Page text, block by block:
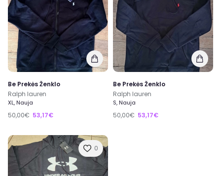
Be Prekės Ženklo
Ralph lauren
XL, Nauja
50,00€ 53,17€
Be Prekės Ženklo
Ralph lauren
S, Nauja
50,00€ 53,17€
0